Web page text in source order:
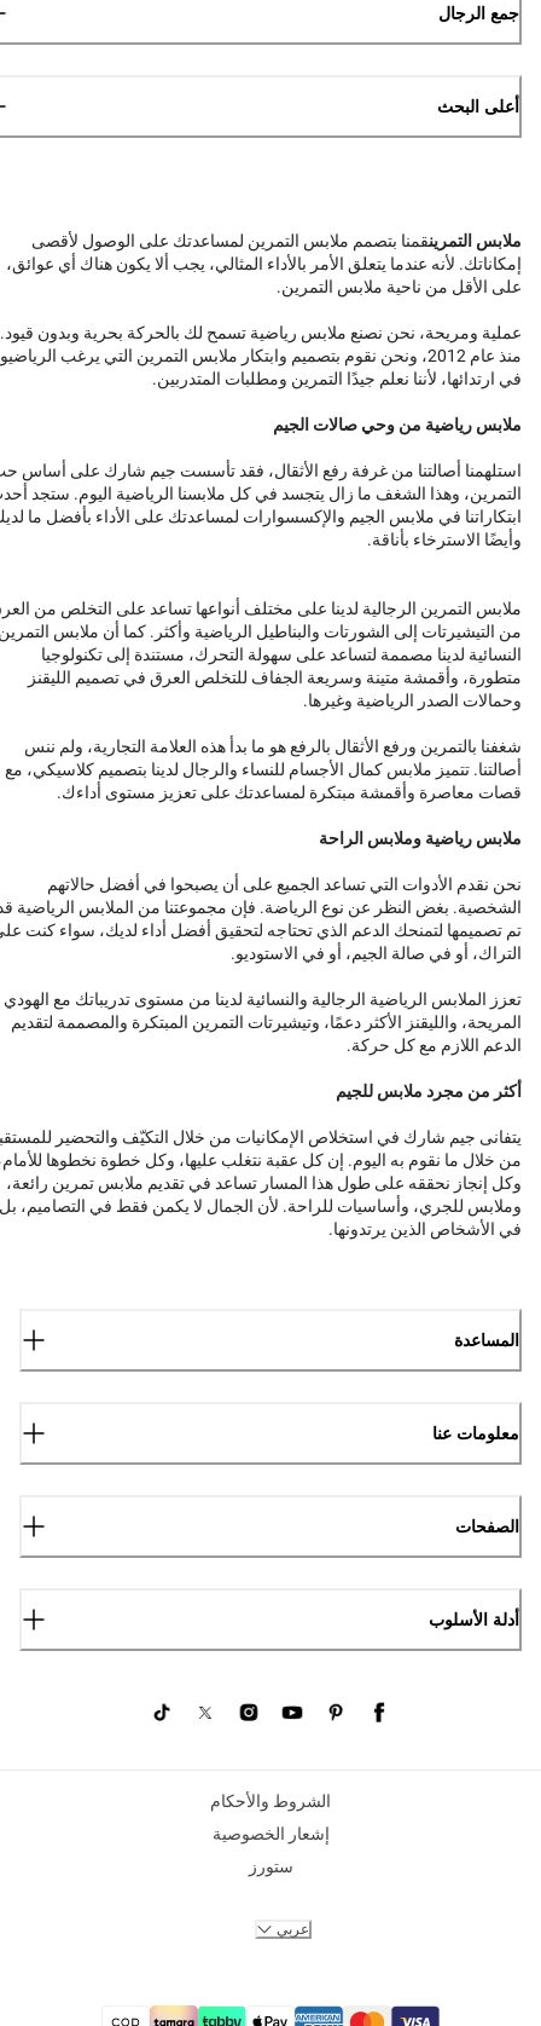
جمع الرجال
أعلى البحث
ملابس التمرينقمنا بتصمم ملابس التمرين لمساعدتك على الوصول لأقصى
إمكاناتك. لأنه عندما يتعلق الأمر بالأداء المثالي، يجب ألا يكون هناك أي عوائق،
على الأقل من ناحية ملابس التمرين.
عملية ومريحة، نحن نصنع ملابس رياضية تسمح لك بالحركة بحرية وبدون قيود.
منذ عام 2012، ونحن نقوم بتصميم وابتكار ملابس التمرين التي يرغب
في ارتدائها، لأننا نعلم جيدًا التمرين ومطلبات المتدربين.
ملابس رياضية من وحي صالات الجيم
استلهمنا أصالتنا من غرفة رفع الأثقال، فقد تأسست جيم شارك على أساس
التمرين، وهذا الشغف ما زال يتجسد في كل ملابسنا الرياضية اليوم. ستجد
ابتكاراتنا في ملابس الجيم والإكسسوارات لمساعدتك على الأداء بأفضل ما
وأيضًا الاسترخاء بأناقة.
ملابس التمرين الرجالية لدينا على مختلف أنواعها تساعد على التخلص من
من التيشيرتات إلى الشورتات والبناطيل الرياضية وأكثر. كما أن ملابس
النسائية لدينا مصممة لتساعد على سهولة التحرك، مستندة إلى تكنولوجيا
متطورة، وأقمشة متينة وسريعة الجفاف للتخلص العرق في تصميم الليقنز
وحمالات الصدر الرياضية وغيرها.
شغفنا بالتمرين ورفع الأثقال بالرفع هو ما بدأ هذه العلامة التجارية، ولم ننس
أصالتنا. تتميز ملابس كمال الأجسام للنساء والرجال لدينا بتصميم كلاسيكي، مع
قصات معاصرة وأقمشة مبتكرة لمساعدتك على تعزيز مستوى أداءك.
ملابس رياضية وملابس الراحة
نحن نقدم الأدوات التي تساعد الجميع على أن يصبحوا في أفضل حالاتهم
الشخصية. بغض النظر عن نوع الرياضة. فإن مجموعتنا من الملابس الرياضية
تم تصميمها لتمنحك الدعم الذي تحتاجه لتحقيق أفضل أداء لديك، سواء كنت
التراك، أو في صالة الجيم، أو في الاستوديو.
تعزز الملابس الرياضية الرجالية والنسائية لدينا من مستوى تدريباتك مع الهودي
المريحة، والليقنز الأكثر دعمًا، وتيشيرتات التمرين المبتكرة والمصممة لتقديم
الدعم اللازم مع كل حركة.
أكثر من مجرد ملابس للجيم
يتفانى جيم شارك في استخلاص الإمكانيات من خلال التكيّف والتحضير
من خلال ما نقوم به اليوم. إن كل عقبة نتغلب عليها، وكل خطوة نخطوها
وكل إنجاز نحققه على طول هذا المسار تساعد في تقديم ملابس تمرين رائعة،
وملابس للجري، وأساسيات للراحة. لأن الجمال لا يكمن فقط في التصاميم، بل
في الأشخاص الذين يرتدونها.
المساعدة
معلومات عنا
الصفحات
أدلة الأسلوب
الشروط والأحكام
إشعار الخصوصية
ستورز
عربي